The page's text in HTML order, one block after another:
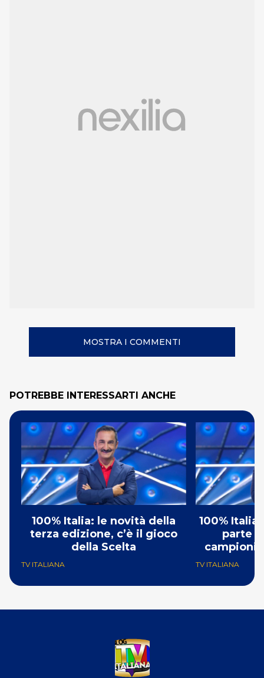
MOSTRA I COMMENTI
POTREBBE INTERESSARTI ANCHE
100% Italia: le novità della
terza edizione, c’è il gioco
della Scelta
TV ITALIANA
100%
parte
campioni,
TV ITALIANA